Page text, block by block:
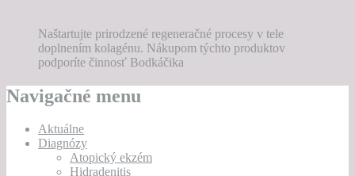
Naštartujte prirodzené regeneračné procesy v tele
doplnením kolagénu. Nákupom týchto produktov
podporíte činnosť Bodkáčika
Navigačné menu
Aktuálne
Diagnózy
Atopický ekzém
Hidradenitis